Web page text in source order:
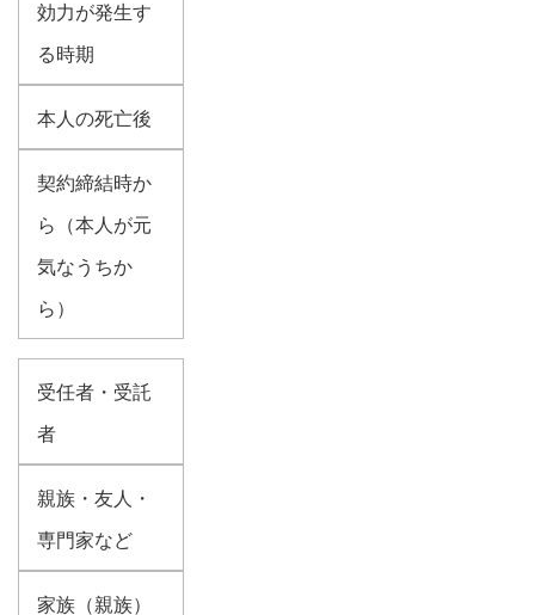
効力が発生す
る時期
本人の死亡後
契約締結時か
ら（本人が元
気なうちか
ら）
受任者・受託
者
親族・友人・
専門家など
家族（親族）